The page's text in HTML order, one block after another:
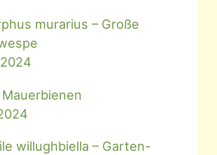
murarius – Große
Mauerbienen
willughbiella – Garten-